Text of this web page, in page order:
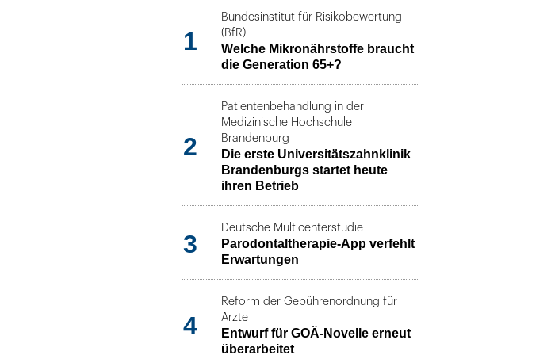
1
Bundesinstitut für Risikobewertung
(BfR)
Welche Mikronährstoffe braucht
die Generation 65+?
2
Patientenbehandlung in der
Medizinische Hochschule
Brandenburg
Die erste Universitätszahnklinik
Brandenburgs startet heute
ihren Betrieb
3
Deutsche Multicenterstudie
Parodontaltherapie-App verfehlt
Erwartungen
4
Reform der Gebührenordnung für
Ärzte
Entwurf für GOÄ-Novelle erneut
überarbeitet